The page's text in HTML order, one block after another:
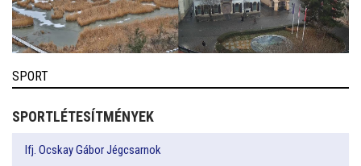
SPORT
SPORTLÉTESÍTMÉNYEK
Ifj. Ocskay Gábor Jégcsarnok